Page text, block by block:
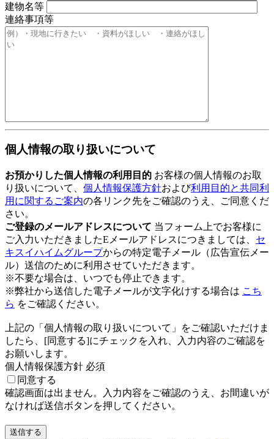
建物名等
連絡事項等
個人情報の取り扱いについて
お預かりした個人情報の利用目的 お客様の個人情報のお取
り扱いについて、 個人情報保護方針および利用目的と共同利
用に関するご案内の各リンク先をご確認のうえ、ご同意くだ
さい。
ご登録のメールアドレスについて 当フォーム上でお客様に
ご入力いただきましたEメールアドレスにつきましては、 セ
キスイハイムグループからの特定電子メール（広告宣伝メー
ル）送信のために利用させていただきます。
※不要な場合は、いつでも停止できます。
※弊社から送信した電子メールが文字化けする場合は こち
ら をご確認ください。
上記の「個人情報の取り扱いについて」をご確認いただけま
したら、[同意する]にチェックを入れ、入力内容のご確認を
お願いします。
個人情報保護方針 必須
同意する
確認画面は出ません。入力内容をご確認のうえ、お間違いが
なければ送信ボタンを押してください。